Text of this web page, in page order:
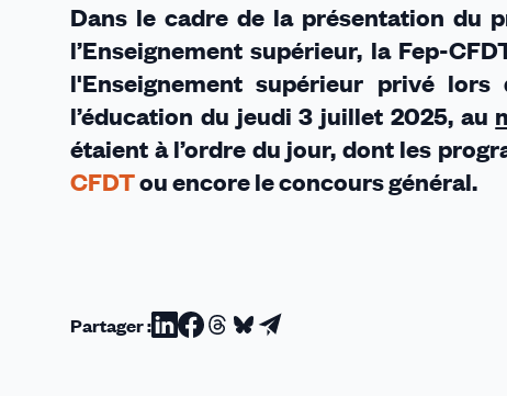
Dans le cadre de la présentation du
l’Enseignement supérieur, la Fep-
l'Enseignement supérieur privé
l’éducation du jeudi 3 juillet 2025, au
étaient à l’ordre du jour, dont les
CFDTou encore le concours général.
Partager :Partager
Partager
Partager
Partager
Partager